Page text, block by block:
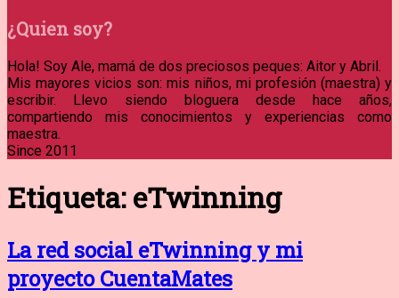
¿Quien soy?
Hola! Soy Ale, mamá de dos preciosos peques: Aitor y Abril.
Mis mayores vicios son: mis niños, mi profesión (maestra) y
escribir. Llevo siendo bloguera desde hace años,
compartiendo mis conocimientos y experiencias como
maestra.
Since 2011
Etiqueta:eTwinning
La red social eTwinning y mi
proyecto CuentaMates